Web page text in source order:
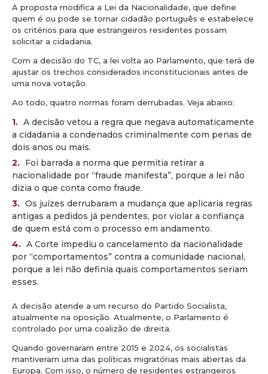
A proposta modifica a Lei da Nacionalidade, que define
quem é ou pode se tornar cidadão português e estabelece
os critérios para que estrangeiros residentes possam
solicitar a cidadania.
Com a decisão do TC, a lei volta ao Parlamento, que terá de
ajustar os trechos considerados inconstitucionais antes de
uma nova votação.
Ao todo, quatro normas foram derrubadas. Veja abaixo:
A decisão vetou a regra que negava automaticamente
a cidadania a condenados criminalmente com penas de
dois anos ou mais.
Foi barrada a norma que permitia retirar a
nacionalidade por “fraude manifesta”, porque a lei não
dizia o que conta como fraude.
Os juízes derrubaram a mudança que aplicaria regras
antigas a pedidos já pendentes, por violar a confiança
de quem está com o processo em andamento.
A Corte impediu o cancelamento da nacionalidade
por “comportamentos” contra a comunidade nacional,
porque a lei não definia quais comportamentos seriam
esses.
A decisão atende a um recurso do Partido Socialista,
atualmente na oposição. Atualmente, o Parlamento é
controlado por uma coalizão de direita.
Quando governaram entre 2015 e 2024, os socialistas
mantiveram uma das políticas migratórias mais abertas da
Europa. Com isso, o número de residentes estrangeiros